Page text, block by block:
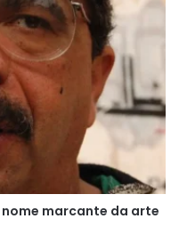
nome marcante da arte